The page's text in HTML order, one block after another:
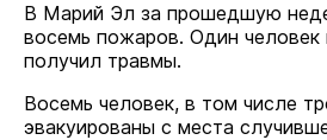
В Марий Эл за прошедшую
восемь пожаров. Один человек
получил травмы.
Восемь человек, в том числе
эвакуированы с места